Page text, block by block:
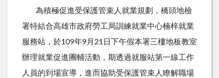
為積極促進受保護管束人就業規劃，橋頭地檢
署特結合高雄市政府勞工局訓練就業中心楠梓就業
服務站，於109年9月 21日下午假本署三樓地板教室
辦理就業促進團輔活動，期透過就服站第一線工作
人員的到場宣導，進而協助受保護管束人瞭解職場